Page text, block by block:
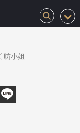
昉小姐